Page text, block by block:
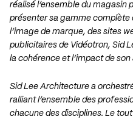
réalisé l’ensemble du magasin
présenter sa gamme complète
l’image de marque, des sites
publicitaires de Vidéotron, Sid
la cohérence et l’impact de
Sid Lee Architecture a
ralliant l’ensemble des
chacune des disciplines. Le